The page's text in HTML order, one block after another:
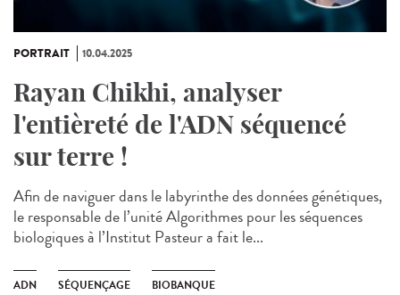
PORTRAIT 10.04.2025
Rayan Chikhi, analyser
l'entièreté de l'ADN séquencé
sur terre !
Afin de naviguer dans le labyrinthe des données génétiques,
le responsable de l’unité Algorithmes pour les séquences
biologiques à l’Institut Pasteur a fait le...
ADN SÉQUENÇAGE BIOBANQUE